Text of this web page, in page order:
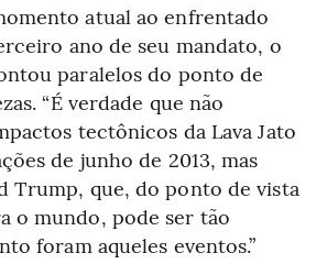
atual ao enfrentado
ano de seu mandato, o
paralelos do ponto de
“É verdade que não
tectônicos da Lava Jato
de junho de 2013, mas
Trump, que, do ponto de vista
o mundo, pode ser tão
foram aqueles eventos.”